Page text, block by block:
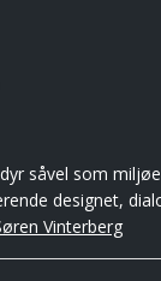
såvel som
designet,
Vinterberg